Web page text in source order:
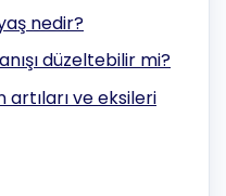
nedir?
düzeltebilir mi?
ve eksileri